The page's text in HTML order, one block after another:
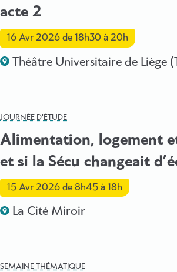
acte 2
16 Avr 2026 de 18h30 à 20h
Théâtre Universitaire de Liège
JOURNÉE D'ÉTUDE
Alimentation, logement
et si la Sécu changeait
15 Avr 2026 de 8h45 à 18h
La Cité Miroir
SEMAINE THÉMATIQUE